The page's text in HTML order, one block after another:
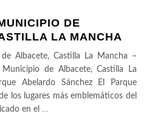
DE
LA MANCHA
Albacete, Castilla La Mancha –
de Albacete, Castilla La
Abelardo Sánchez El Parque
los lugares más emblemáticos del
en el …